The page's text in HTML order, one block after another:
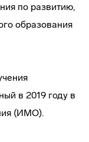
по развитию,
образования
в 2019 году в
(ИМО).